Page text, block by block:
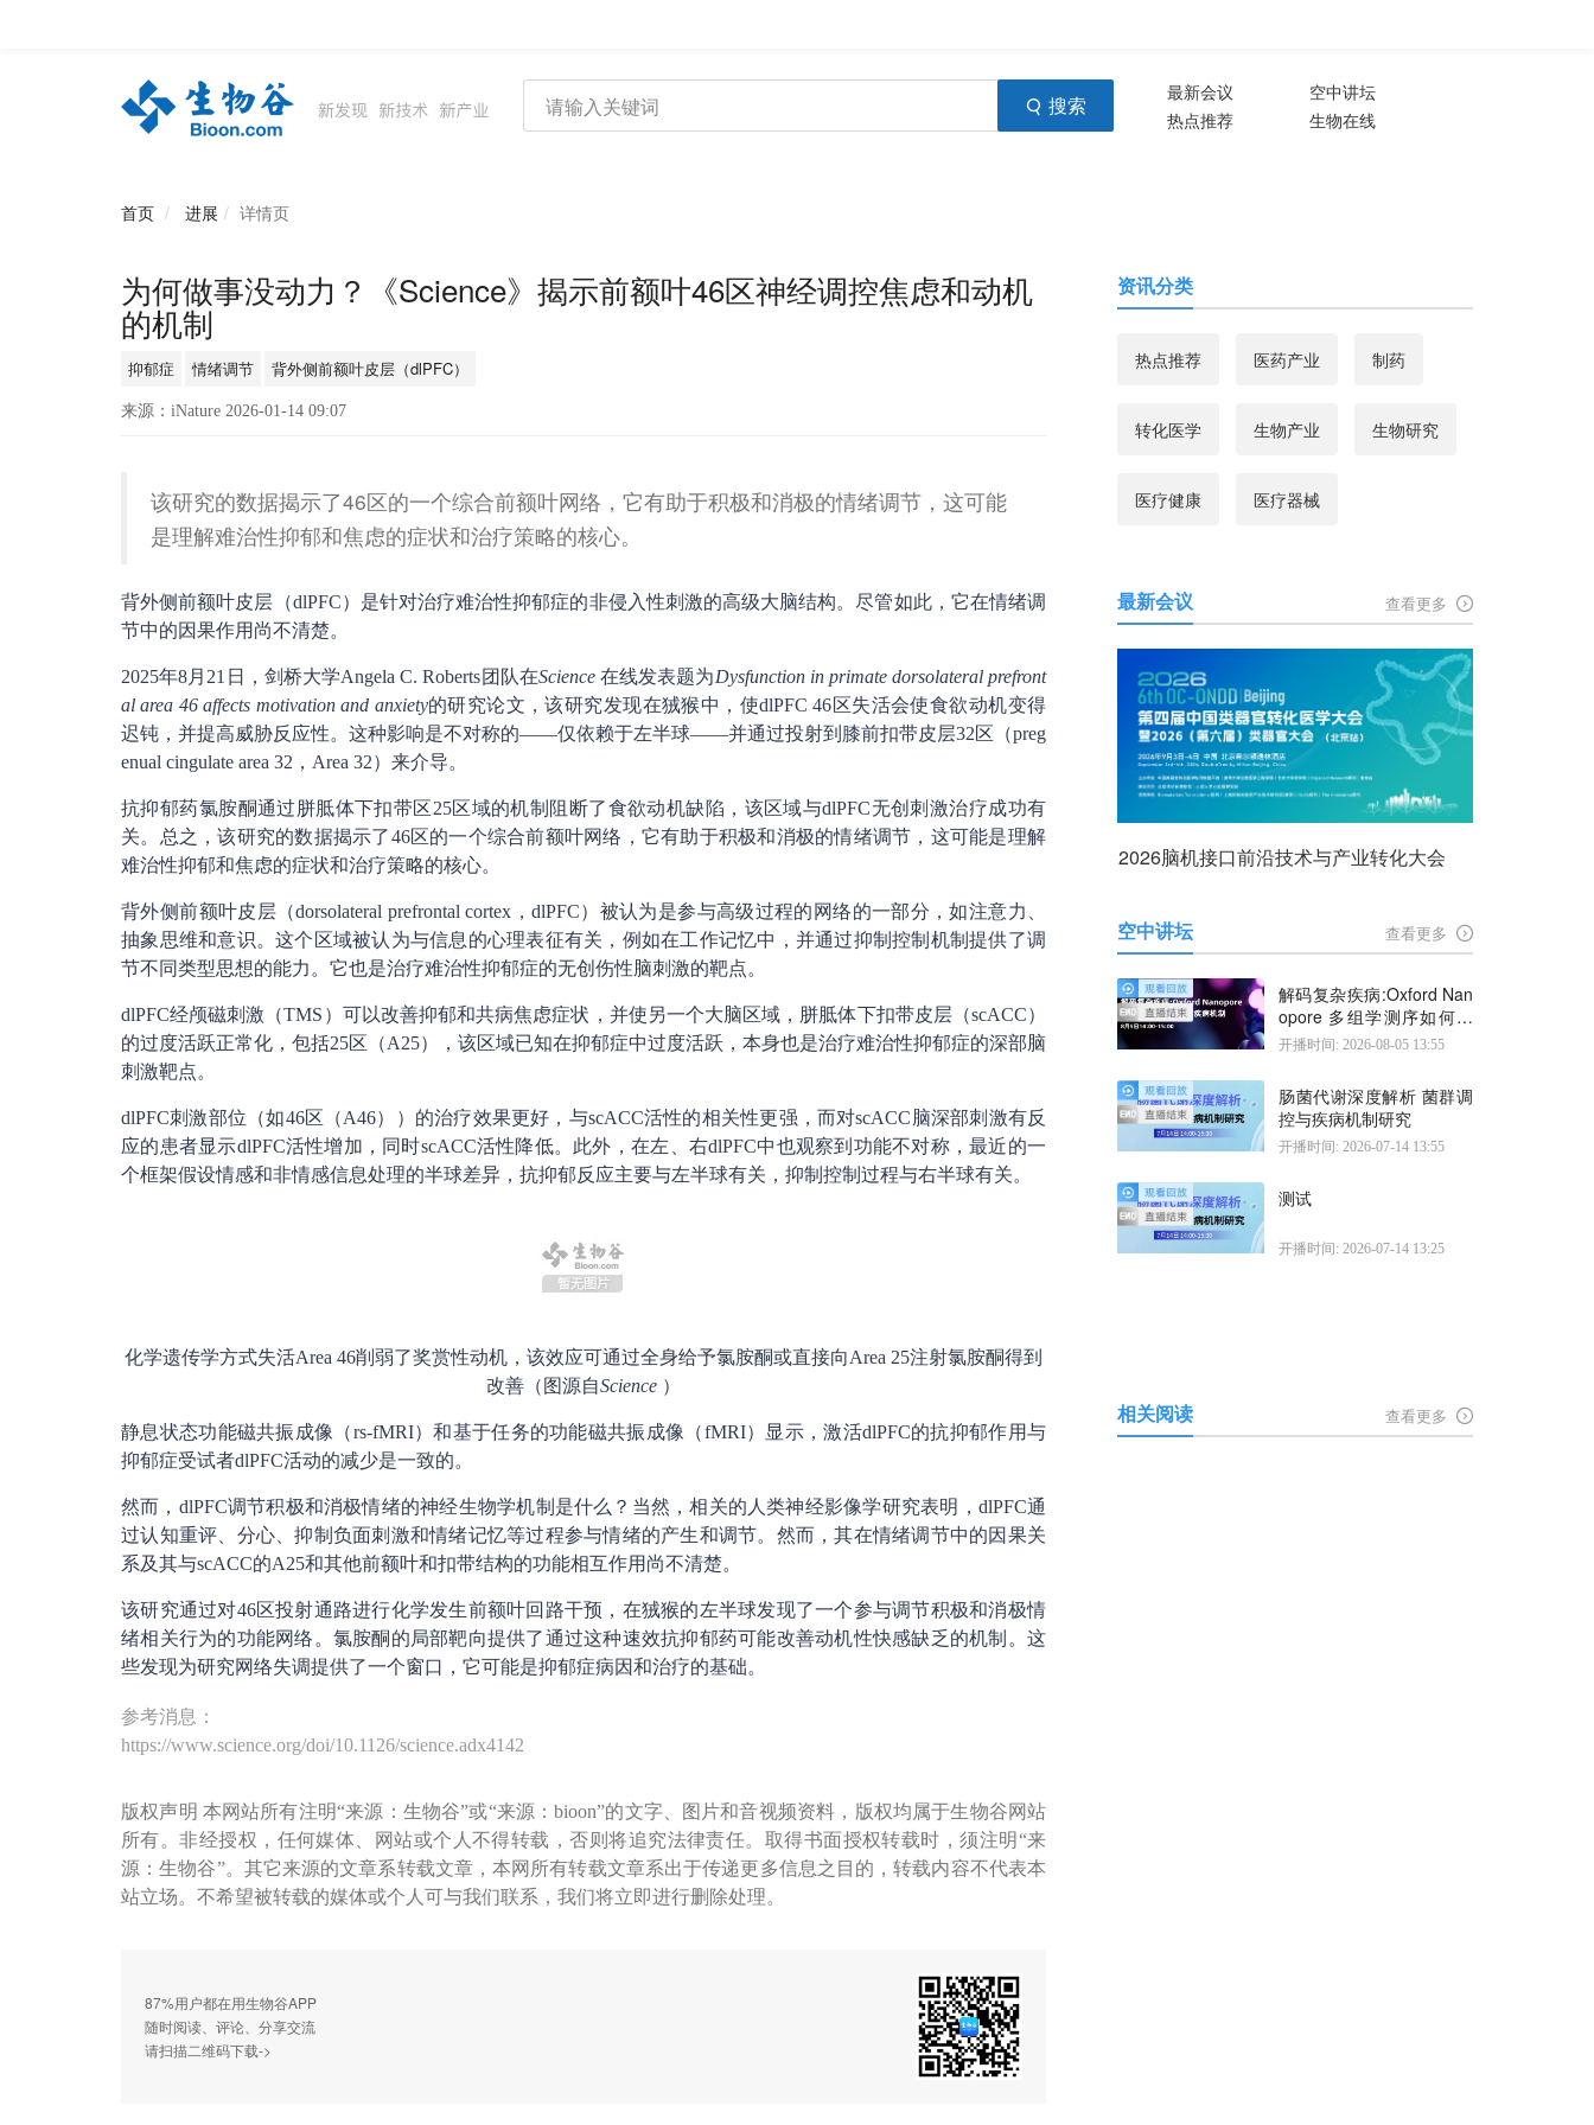
搜索 最新会议
空中讲坛
热点推荐
生物在线
首页 进展 详情页
为何做事没动力？《Science》揭示前额叶46区神经调控焦虑和动机
的机制
抑郁症 情绪调节 背外侧前额叶皮层（dlPFC）
来源：iNature 2026-01-14 09:07
该研究的数据揭示了46区的一个综合前额叶网络，它有助于积极和消极的情绪调节，这可能
是理解难治性抑郁和焦虑的症状和治疗策略的核心。
背外侧前额叶皮层（dlPFC）是针对治疗难治性抑郁症的非侵入性刺激的高级大脑结构。尽管如此，它在情绪调
节中的因果作用尚不清楚。
2025年8月21日，剑桥大学Angela C. Roberts团队在Science 在线发表题为Dysfunction in primate dorsolateral prefront
al area 46 affects motivation and anxiety的研究论文，该研究发现在狨猴中，使dlPFC 46区失活会使食欲动机变得
迟钝，并提高威胁反应性。这种影响是不对称的——仅依赖于左半球——并通过投射到膝前扣带皮层32区（preg
enual cingulate area 32，Area 32）来介导。
抗抑郁药氯胺酮通过胼胝体下扣带区25区域的机制阻断了食欲动机缺陷，该区域与dlPFC无创刺激治疗成功有
关。总之，该研究的数据揭示了46区的一个综合前额叶网络，它有助于积极和消极的情绪调节，这可能是理解
难治性抑郁和焦虑的症状和治疗策略的核心。
背外侧前额叶皮层（dorsolateral prefrontal cortex，dlPFC）被认为是参与高级过程的网络的一部分，如注意力、
抽象思维和意识。这个区域被认为与信息的心理表征有关，例如在工作记忆中，并通过抑制控制机制提供了调
节不同类型思想的能力。它也是治疗难治性抑郁症的无创伤性脑刺激的靶点。
dlPFC经颅磁刺激（TMS）可以改善抑郁和共病焦虑症状，并使另一个大脑区域，胼胝体下扣带皮层（scACC）
的过度活跃正常化，包括25区（A25），该区域已知在抑郁症中过度活跃，本身也是治疗难治性抑郁症的深部脑
刺激靶点。
dlPFC刺激部位（如46区（A46））的治疗效果更好，与scACC活性的相关性更强，而对scACC脑深部刺激有反
应的患者显示dlPFC活性增加，同时scACC活性降低。此外，在左、右dlPFC中也观察到功能不对称，最近的一
个框架假设情感和非情感信息处理的半球差异，抗抑郁反应主要与左半球有关，抑制控制过程与右半球有关。
化学遗传学方式失活Area 46削弱了奖赏性动机，该效应可通过全身给予氯胺酮或直接向Area 25注射氯胺酮得到
改善（图源自Science ）
静息状态功能磁共振成像（rs-fMRI）和基于任务的功能磁共振成像（fMRI）显示，激活dlPFC的抗抑郁作用与
抑郁症受试者dlPFC活动的减少是一致的。
然而，dlPFC调节积极和消极情绪的神经生物学机制是什么？当然，相关的人类神经影像学研究表明，dlPFC通
过认知重评、分心、抑制负面刺激和情绪记忆等过程参与情绪的产生和调节。然而，其在情绪调节中的因果关
系及其与scACC的A25和其他前额叶和扣带结构的功能相互作用尚不清楚。
该研究通过对46区投射通路进行化学发生前额叶回路干预，在狨猴的左半球发现了一个参与调节积极和消极情
绪相关行为的功能网络。氯胺酮的局部靶向提供了通过这种速效抗抑郁药可能改善动机性快感缺乏的机制。这
些发现为研究网络失调提供了一个窗口，它可能是抑郁症病因和治疗的基础。
参考消息：
https://www.science.org/doi/10.1126/science.adx4142
版权声明 本网站所有注明“来源：生物谷”或“来源：bioon”的文字、图片和音视频资料，版权均属于生物谷网站
所有。非经授权，任何媒体、网站或个人不得转载，否则将追究法律责任。取得书面授权转载时，须注明“来
源：生物谷”。其它来源的文章系转载文章，本网所有转载文章系出于传递更多信息之目的，转载内容不代表本
站立场。不希望被转载的媒体或个人可与我们联系，我们将立即进行删除处理。
87%用户都在用生物谷APP
随时阅读、评论、分享交流
请扫描二维码下载->
资讯分类
热点推荐 医药产业 制药
转化医学 生物产业 生物研究
医疗健康 医疗器械
最新会议 查看更多
2026脑机接口前沿技术与产业转化大会
空中讲坛 查看更多
解码复杂疾病:Oxford Nan
opore 多组学测序如何揭
示疾病机制
开播时间: 2026-08-05 13:55
肠菌代谢深度解析 菌群调
控与疾病机制研究
开播时间: 2026-07-14 13:55
测试
开播时间: 2026-07-14 13:25
相关阅读 查看更多